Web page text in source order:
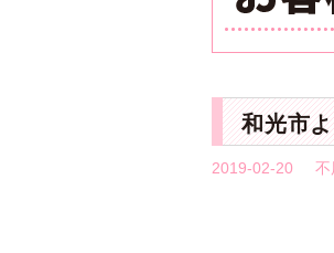
和光市
2019-02-20 不